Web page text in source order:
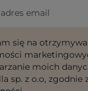
email
się na
moich
sp. z o.o, zgodnie